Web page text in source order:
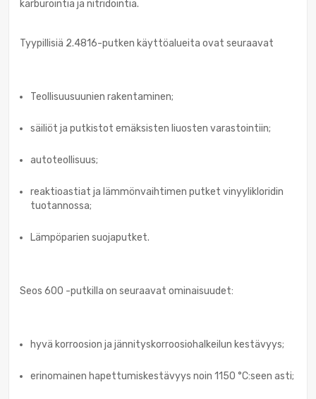
karburointia ja nitridointia.
Tyypillisiä 2.4816-putken käyttöalueita ovat seuraavat
Teollisuusuunien rakentaminen;
säiliöt ja putkistot emäksisten liuosten varastointiin;
autoteollisuus;
reaktioastiat ja lämmönvaihtimen putket vinyylikloridin
tuotannossa;
Lämpöparien suojaputket.
Seos 600 -putkilla on seuraavat ominaisuudet:
hyvä korroosion ja jännityskorroosiohalkeilun kestävyys;
erinomainen hapettumiskestävyys noin 1150 °C:seen asti;